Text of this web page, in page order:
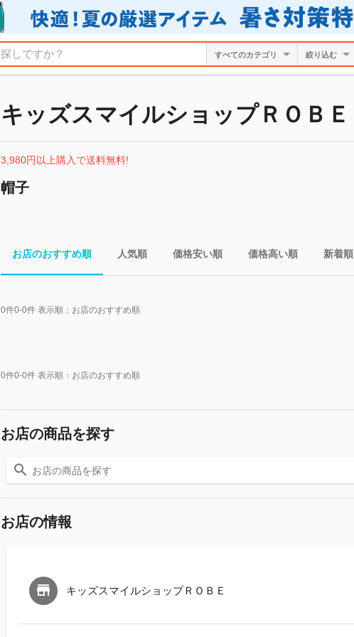
絞り込む
キッズスマイルショップＲＯＢＥ
3,980円以上購入で送料無料!
帽子
お店のおすすめ順 人気順 価格安い順 価格高い順 新着順
0件0-0件 表示順： お店のおすすめ順
0件0-0件 表示順： お店のおすすめ順
お店の商品を探す
お店の情報
キッズスマイルショップＲＯＢＥ